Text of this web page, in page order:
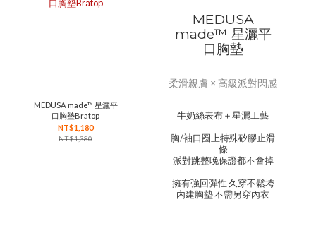
MEDUSA made™ 星灑平
口胸墊Bratop
NT$1,180
NT$1,380
MEDUSA
made™ 星灑平
口胸墊
柔滑親膚 × 高級派對閃感
牛奶絲表布＋星灑工藝
胸/袖口圈上特殊矽膠止滑
條
派對跳整晚保證都不會掉
擁有強回彈性 久穿不鬆垮
內建胸墊 不需另穿內衣